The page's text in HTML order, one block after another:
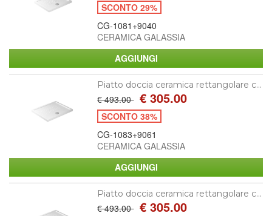
SCONTO 29%
CG-1081+9040
CERAMICA GALASSIA
Piatto doccia ceramica rettangolare c...
€ 493.00 € 305.00
SCONTO 38%
CG-1083+9061
CERAMICA GALASSIA
Piatto doccia ceramica rettangolare c...
€ 493.00 € 305.00